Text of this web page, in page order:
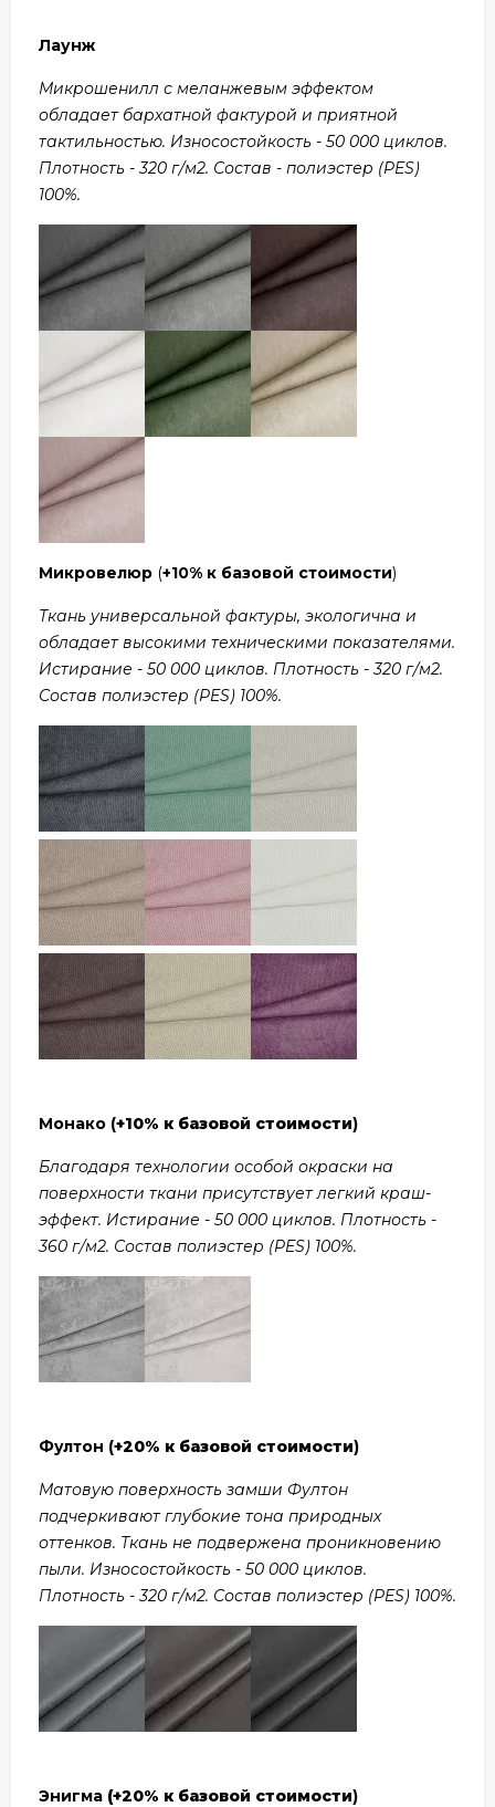
Лаунж
Микрошенилл с меланжевым эффектом
обладает бархатной фактурой и приятной
тактильностью. Износостойкость - 50 000 циклов.
Плотность - 320 г/м2. Состав - полиэстер (PES)
100%.
Микровелюр (+10% к базовой стоимости)
Ткань универсальной фактуры, экологична и
обладает высокими техническими показателями.
Истирание - 50 000 циклов. Плотность - 320 г/м2.
Состав полиэстер (PES) 100%.
Монако (+10% к базовой стоимости)
Благодаря технологии особой окраски на
поверхности ткани присутствует легкий краш-
эффект. Истирание - 50 000 циклов. Плотность -
360 г/м2. Состав полиэстер (PES) 100%.
Фултон (+20% к базовой стоимости)
Матовую поверхность замши Фултон
подчеркивают глубокие тона природных
оттенков. Ткань не подвержена проникновению
пыли. Износостойкость - 50 000 циклов.
Плотность - 320 г/м2. Состав полиэстер (PES) 100%.
Энигма (+20% к базовой стоимости)